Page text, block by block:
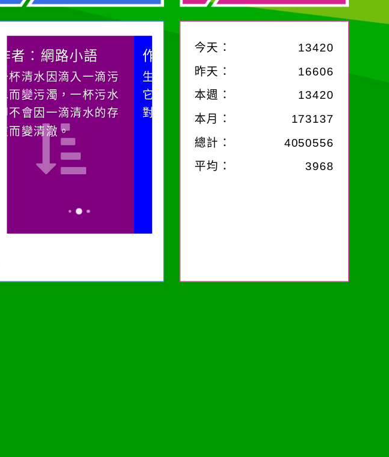
作者：網路小語
生活是一面鏡子。你對
它笑，它就對你笑；你
對它哭，它也對你哭。
今天：
13420
昨天：
16606
本週：
13420
本月： 173137
總計：
4050556
平均：
3968